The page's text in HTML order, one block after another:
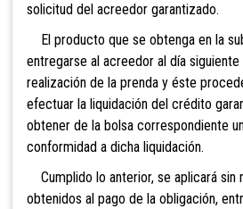
solicitud del acreedor garantizado.
El producto que se obtenga en la
entregarse al acreedor al día siguiente
realización de la prenda y éste
efectuar la liquidación del crédito
obtener de la bolsa correspondiente
conformidad a dicha liquidación.
Cumplido lo anterior, se aplicará sin
obtenidos al pago de la obligación,